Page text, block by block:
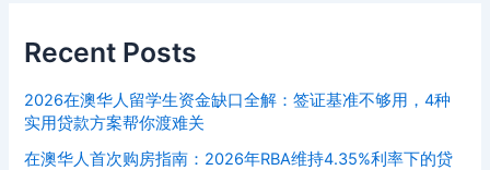
Recent Posts
2026在澳华人留学生资金缺口全解：签证基准不够用，4种
实用贷款方案帮你渡难关
在澳华人首次购房指南：2026年RBA维持4.35%利率下的贷